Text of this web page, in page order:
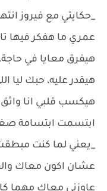
_حكايتي مع فيروز
عمري ما هفكر فيها
هيفرق معايا في
هيقدر عليه، حبك ليا
هيكسب قلبي انا
ابتسمت ابتسامة
_يعني لما كنت
عشان اكون معاك
عاوزني معاك مهما